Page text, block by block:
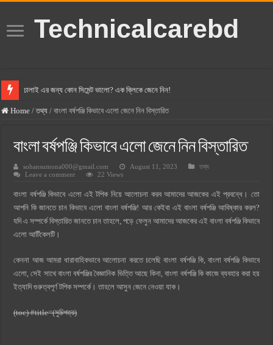
Technicalcarebd
ঢালাই এর জন্য কোন সিমেন্ট ভালো? এক ক্লিকে জেনে নিন!
বসুন্ধরা সিমেন্ট এর দাম ২০২৫
হোলসিম সিমেন্ট দাম ২০২৫
সুপারক্রিট সিমেন্ট দাম ২০২৫
ওয়ালটন মোবাইল কিস্তিতে কেনার নিয়ম ২০২৫
ওয়ালটন টিভি কিস্তিতে কেনার নিয়ম ২০২৫
জেনে নিন, বর্তমানে মোবাইল ঘড়ি দাম কত ২০২৫
Home / তথ্য / বাংলা বর্ষপঞ্জি কিভাবে এলো জেনে নিন বিস্তারিত
বাংলা বর্ষপঞ্জি কিভাবে এলো জেনে নিন বিস্তারিত
sohansumona000@gmail.com August 11, 2023
তথ্য
Leave a comment
22 Views
বাংলা বর্ষপঞ্জি কিভাবে এলো এই টপিক নিয়ে আলোচনা করব আমাদের আজকের এই প্রবন্ধে। তো
আপনি কি জানতে চান কিভাবে এলো বাংলা বর্ষপঞ্জি! আর কেইবা এই বাংলা বর্ষপঞ্জি আবিষ্কার করল?
যদি এ সম্পর্কে বিস্তারিত জানতে চান তাহলে, পড়ে ফেলুন আমাদের আজকের এই বাংলা বর্ষপঞ্জি কিভাবে
এলো আর্টিকেলটি।
কেননা আজ আমরা ধারাবাহিকভাবে আলোচনা করতে চলেছি বাংলা বর্ষপঞ্জি কি, বাংলা বর্ষপঞ্জি কিভাবে
এলো, সেই সাথে বাংলা বর্ষপঞ্জির বৈজ্ঞানিক ভিত্তি আছে কিনা, বাংলা বর্ষপঞ্জি কি কাজে ব্যবহার করা হয়
ইত্যাদি গুরুত্বপূর্ণ টপিক সম্পর্কে। তাহলে আসুন জেনে নেওয়া যাক।
(toc) #title=(সুচিপত্র)